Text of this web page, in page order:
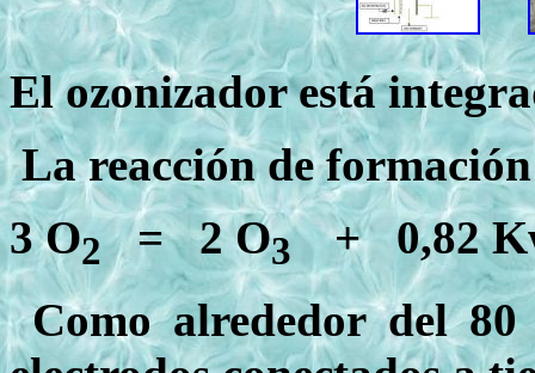
El ozonizador está
La reacción de formación
3 O2= 2 O3+ 0,82
Como alrededor del 80